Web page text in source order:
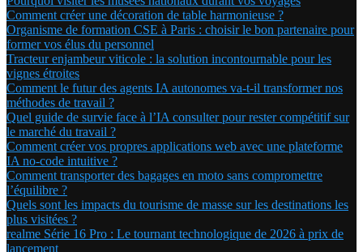
Comment créer une décoration de table harmonieuse ?
Organisme de formation CSE à Paris : choisir le bon partenaire pour
former vos élus du personnel
Tracteur enjambeur viticole : la solution incontournable pour les
vignes étroites
Comment le futur des agents IA autonomes va-t-il transformer nos
méthodes de travail ?
Quel guide de survie face à l’IA consulter pour rester compétitif sur
le marché du travail ?
Comment créer vos propres applications web avec une plateforme
IA no-code intuitive ?
Comment transporter des bagages en moto sans compromettre
l’équilibre ?
Quels sont les impacts du tourisme de masse sur les destinations les
plus visitées ?
realme Série 16 Pro : Le tournant technologique de 2026 à prix de
lancement